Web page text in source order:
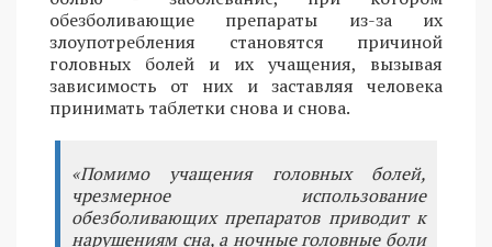
обезболивающие препараты из-за их
злоупотребления становятся причиной
головных болей и их учащения, вызывая
зависимость от них и заставляя человека
принимать таблетки снова и снова.
«Помимо учащения головных болей,
чрезмерное использование
обезболивающих препаратов приводит к
нарушениям сна, а ночные головные боли